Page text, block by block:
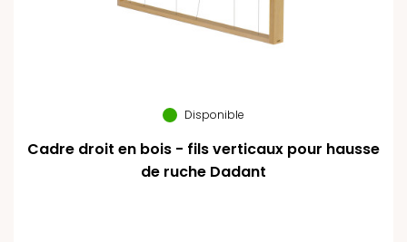
Disponible
Cadre droit en bois - fils verticaux pour hausse
de ruche Dadant